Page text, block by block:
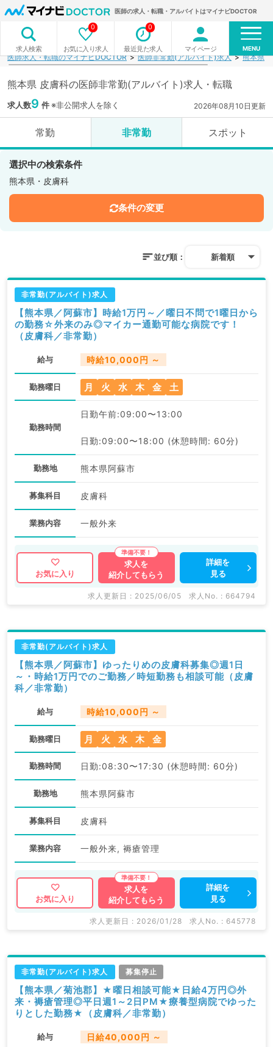
医師の求人・転職・アルバイトはマイナビDOCTOR
求人検索 お気に入り求人
0
最近見た求人
0
マイページ MENU
医師求人・転職のマイナビDOCTOR 医師非常勤(アルバイト)求人 熊本県
熊本県 皮膚科の医師非常勤(アルバイト)求人・転職
求人数9 件※非公開求人を除く 2026年08月10日更新
常勤 非常勤 スポット
選択中の検索条件
熊本県・皮膚科
条件の変更
並び順： 新着順
非常勤(アルバイト)求人
【熊本県／阿蘇市】時給1万円～／曜日不問で1曜日から
の勤務☆外来のみ◎マイカー通勤可能な病院です！
（皮膚科／非常勤）
給与 時給10,000円 ～
勤務曜日 月 火 水 木 金 土
勤務時間
日勤午前:09:00〜13:00
日勤:09:00〜18:00 (休憩時間: 60分)
勤務地 熊本県阿蘇市
募集科目 皮膚科
業務内容 一般外来
お気に入り
求人を
紹介してもらう
詳細を
見る
求人更新日 : 2025/06/05 求人No. : 664794
非常勤(アルバイト)求人
【熊本県／阿蘇市】ゆったりめの皮膚科募集◎週1日
～・時給1万円でのご勤務／時短勤務も相談可能（皮膚
科／非常勤）
給与 時給10,000円 ～
勤務曜日 月 火 水 木 金
勤務時間 日勤:08:30〜17:30 (休憩時間: 60分)
勤務地 熊本県阿蘇市
募集科目 皮膚科
業務内容 一般外来, 褥瘡管理
お気に入り
求人を
紹介してもらう
詳細を
見る
求人更新日 : 2026/01/28 求人No. : 645778
非常勤(アルバイト)求人 募集停止
【熊本県／菊池郡】★曜日相談可能★日給4万円◎外
来・褥瘡管理◎平日週1～2日PM★療養型病院でゆった
りとした勤務★（皮膚科／非常勤）
給与 日給40,000円 ～